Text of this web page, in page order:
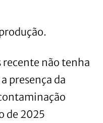
recente não tenha
presença da
de 2025